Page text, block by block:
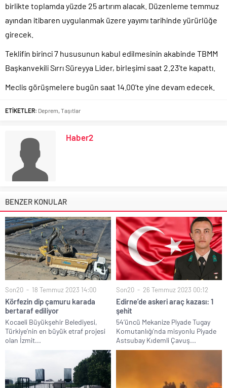
birlikte toplamda yüzde 25 artırım alacak. Düzenleme temmuz
ayından itibaren uygulanmak üzere yayımı tarihinde yürürlüğe
girecek.
Teklifin birinci 7 hususunun kabul edilmesinin akabinde TBMM
Başkanvekili Sırrı Süreyya Lider, birleşimi saat 2.23’te kapattı.
Meclis görüşmelere bugün saat 14.00’te yine devam edecek.
ETİKETLER: Deprem Taşıtlar
Haber2
BENZER KONULAR
Son20 18 Temmuz 2023 14:00
Körfezin dip çamuru karada
bertaraf ediliyor
Kocaeli Büyükşehir Belediyesi,
Türkiye’nin en büyük etraf projesi
olan İzmit...
Son20 26 Temmuz 2023 00:12
Edirne’de askeri araç kazası: 1
şehit
54’üncü Mekanize Piyade Tugay
Komutanlığı'nda misyonlu Piyade
Astsubay Kıdemli Çavuş...